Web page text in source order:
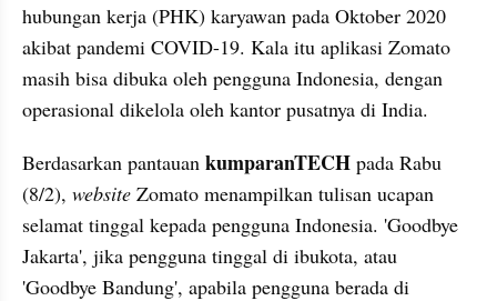
hubungan kerja (PHK) karyawan pada Oktober 2020
akibat pandemi COVID-19. Kala itu aplikasi Zomato
masih bisa dibuka oleh pengguna Indonesia, dengan
operasional dikelola oleh kantor pusatnya di India.
Berdasarkan pantauan kumparanTECH pada Rabu
(8/2), website Zomato menampilkan tulisan ucapan
selamat tinggal kepada pengguna Indonesia. 'Goodbye
Jakarta', jika pengguna tinggal di ibukota, atau
'Goodbye Bandung', apabila pengguna berada di